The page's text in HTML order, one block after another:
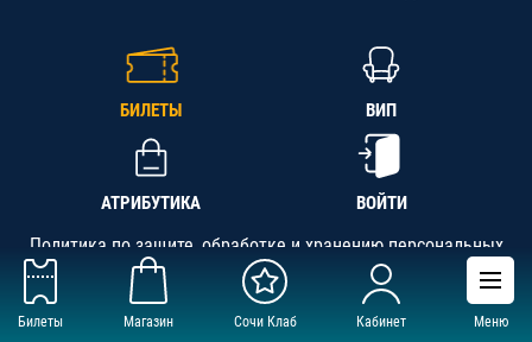
Билеты Магазин Сочи Клаб Кабинет Меню
БИЛЕТЫ ВИП
АТРИБУТИКА ВОЙТИ
Политика по защите, обработке и хранению персональных
данных
АНО «СК «Кубань-Регион», ОГРН 1142300002349,